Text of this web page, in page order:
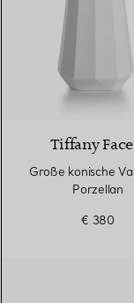
Tiffany
Große konische
Porzellan
€ 380